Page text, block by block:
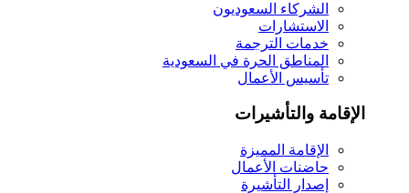
الشركاء السعوديون
الاستشارات
خدمات الترجمة
المناطق الحرة في السعودية
تأسيس الأعمال
الإقامة والتأشيرات
الإقامة المميزة
حاضنات الأعمال
إصدار التأشيرة